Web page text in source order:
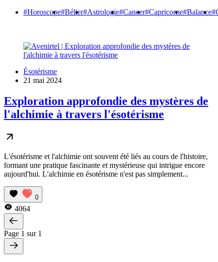
#Horoscope#Bélier#Astrologie#Cancer#Capricorne#Balance
Ésotérisme
21 mai 2024
Exploration approfondie des mystères de
l'alchimie à travers l'ésotérisme
L'ésotérisme et l'alchimie ont souvent été liés au cours de l'histoire,
formant une pratique fascinante et mystérieuse qui intrigue encore
aujourd'hui. L'alchimie en ésotérisme n'est pas simplement...
0
4064
Page 1 sur 1